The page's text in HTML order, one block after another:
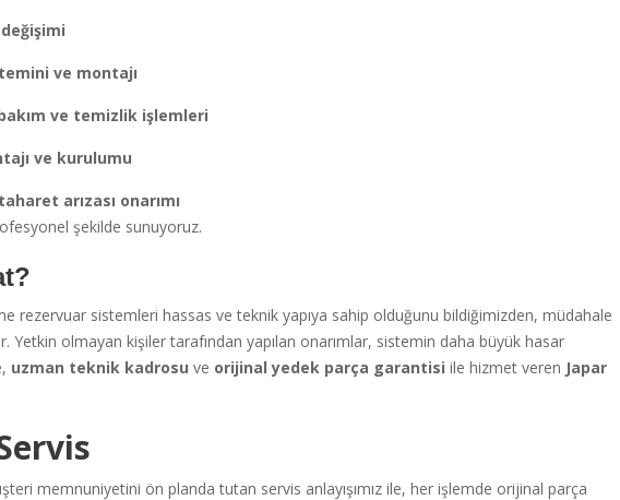
ve montajı
ve temizlik işlemleri
ve kurulumu
arızası onarımı
şekilde sunuyoruz.
rezervuar sistemleri hassas ve teknik yapıya sahip olduğunu bildiğimizden, müdahale
Yetkin olmayan kişiler tarafından yapılan onarımlar, sistemin daha büyük hasar
uzman teknik kadrosu ve orijinal yedek parça garantisi ile hizmet veren Japar
memnuniyetini ön planda tutan servis anlayışımız ile, her işlemde orijinal parça